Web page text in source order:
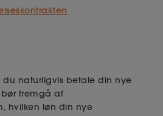
du naturligvis betale din nye
fremgå af
hvilken løn din nye